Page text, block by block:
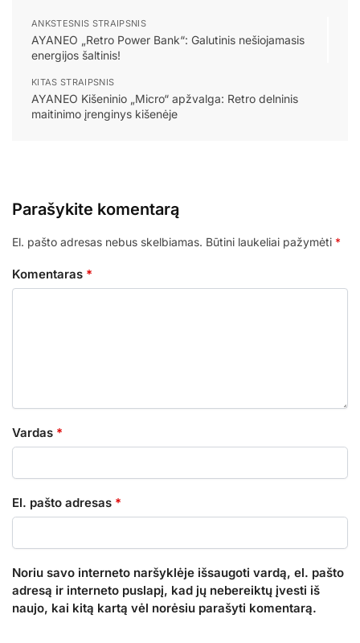
ANKSTESNIS STRAIPSNIS
AYANEO „Retro Power Bank“: Galutinis nešiojamasis
energijos šaltinis!
KITAS STRAIPSNIS
AYANEO Kišeninio „Micro“ apžvalga: Retro delninis
maitinimo įrenginys kišenėje
Parašykite komentarą
El. pašto adresas nebus skelbiamas. Būtini laukeliai pažymėti *
Komentaras *
Vardas *
El. pašto adresas *
Noriu savo interneto naršyklėje išsaugoti vardą, el. pašto
adresą ir interneto puslapį, kad jų nebereiktų įvesti iš
naujo, kai kitą kartą vėl norėsiu parašyti komentarą.